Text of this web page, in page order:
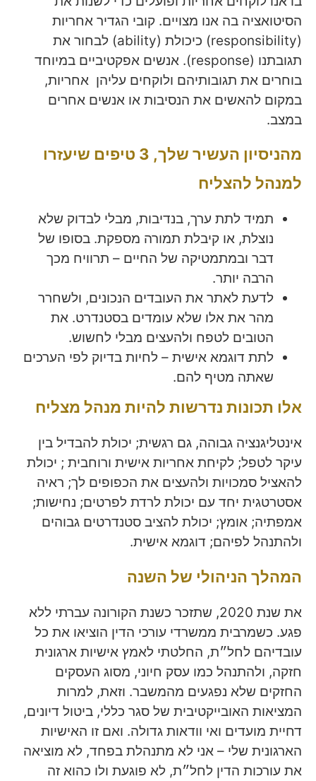
הסיטואציה בה אנו מצויים. קובי הגדיר אחריות
(responsibility) כיכולת (ability) לבחור את
תגובתנו (response). אנשים אפקטיביים במיוחד
בוחרים את תגובותיהם ולוקחים עליהן אחריות,
במקום להאשים את הנסיבות או אנשים אחרים
במצב.
מהניסיון העשיר שלך, 3 טיפים שיעזרו
למנהל להצליח
תמיד לתת ערך, בנדיבות, מבלי לבדוק שלא
נוצלת, או קיבלת תמורה מספקת. בסופו של
דבר ובמתמטיקה של החיים – תרוויח מכך
הרבה יותר.
לדעת לאתר את העובדים הנכונים, ולשחרר
מהר את אלו שלא עומדים בסטנדרט. את
הטובים לטפח ולהעצים מבלי לחשוש.
לתת דוגמא אישית – לחיות בדיוק לפי הערכים
שאתה מטיף להם.
אלו תכונות נדרשות להיות מנהל מצליח
אינטליגנציה גבוהה, גם רגשית; יכולת להבדיל בין
עיקר לטפל; לקיחת אחריות אישית ורוחבית ; יכולת
להאציל סמכויות ולהעצים את הכפופים לך; ראיה
אסטרטגית יחד עם יכולת לרדת לפרטים; נחישות;
אמפתיה; אומץ; יכולת להציב סטנדרטים גבוהים
ולהתנהל לפיהם; דוגמא אישית.
המהלך הניהולי של השנה
את שנת 2020, שתזכר כשנת הקורונה עברתי ללא
פגע. כשמרבית ממשרדי עורכי הדין הוציאו את כל
עובדיהם לחל״ת, החלטתי לאמץ אישיות ארגונית
חזקה, ולהתנהל כמו עסק חיוני, מסוג העסקים
החזקים שלא נפגעים מהמשבר. וזאת, למרות
המציאות האובייקטיבית של סגר כללי, ביטול דיונים,
דחיית מועדים ואי וודאות גדולה. ואם זו האישיות
הארגונית שלי – אני לא מתנהלת בפחד, לא מוציאה
את עורכות הדין לחל״ת, לא פוגעת ולו כהוא זה